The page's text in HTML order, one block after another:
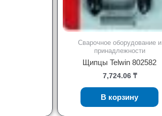
Сварочное оборудование и
принадлежности
Щипцы Telwin 802582
7,724.06 ₸
В корзину